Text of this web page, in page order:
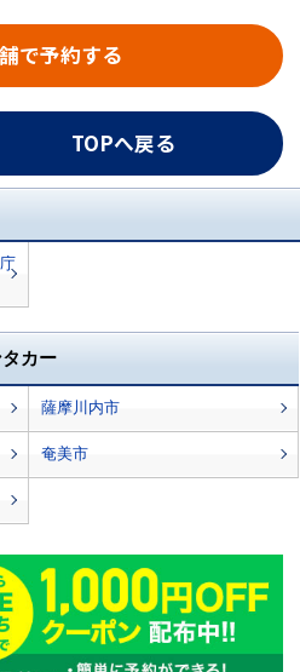
で予約する
TOPへ戻る
カー
薩摩川内市
奄美市